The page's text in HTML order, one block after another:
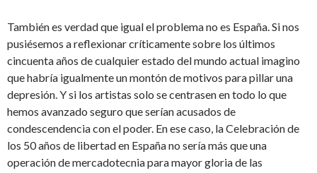
También es verdad que igual el problema no es España. Si nos
pusiésemos a reflexionar críticamente sobre los últimos
cincuenta años de cualquier estado del mundo actual imagino
que habría igualmente un montón de motivos para pillar una
depresión. Y si los artistas solo se centrasen en todo lo que
hemos avanzado seguro que serían acusados de
condescendencia con el poder. En ese caso, la Celebración de
los 50 años de libertad en España no sería más que una
operación de mercadotecnia para mayor gloria de las